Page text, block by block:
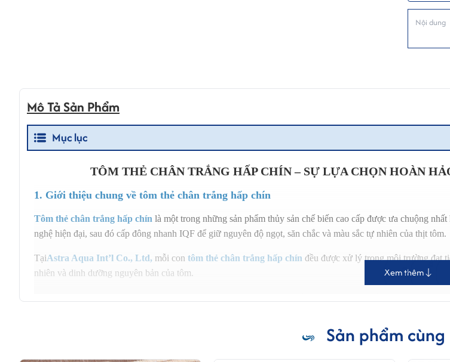
Mô Tả Sản Phẩm
Mục lục
TÔM THẺ CHÂN TRẮNG HẤP CHÍN – SỰ LỰA CHỌN HOÀN
1. Giới thiệu chung về tôm thẻ chân trắng hấp chín
Tôm thẻ chân trắng hấp chín là một trong những sản phẩm thủy sản chế biến cao cấp được ưa chuộng
nghệ hiện đại, sau đó cấp đông nhanh IQF để giữ nguyên độ ngọt, săn chắc và màu sắc tự nhiên của thịt tôm.
TạiAstra Aqua Int’l Co., Ltd, mỗi con tôm thẻ chân trắng hấp chín đều được xử lý trong môi trường đạt
nhiên và dinh dưỡng nguyên bản của tôm.
Xem thêm
Sản phẩm